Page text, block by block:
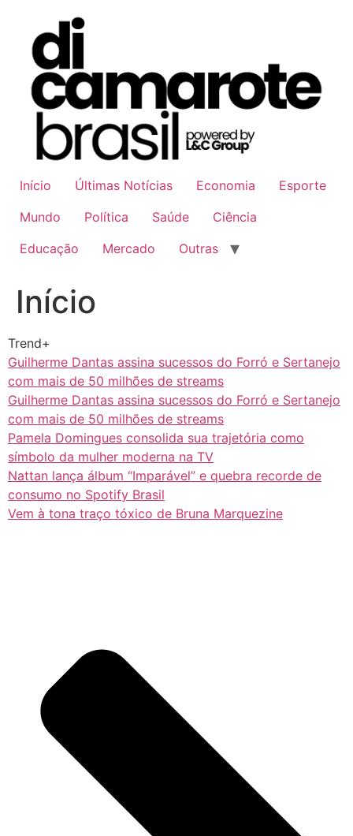
conteúdo
Início Últimas Notícias Economia
Esporte
Mundo
Política Saúde
Ciência
Educação
Mercado Outras
Início
Trend+
Guilherme Dantas assina sucessos do Forró e Sertanejo
com mais de 50 milhões de streams
Guilherme Dantas assina sucessos do Forró e Sertanejo
com mais de 50 milhões de streams
Pamela Domingues consolida sua trajetória como
símbolo da mulher moderna na TV
Nattan lança álbum “Imparável” e quebra recorde de
consumo no Spotify Brasil
Vem à tona traço tóxico de Bruna Marquezine